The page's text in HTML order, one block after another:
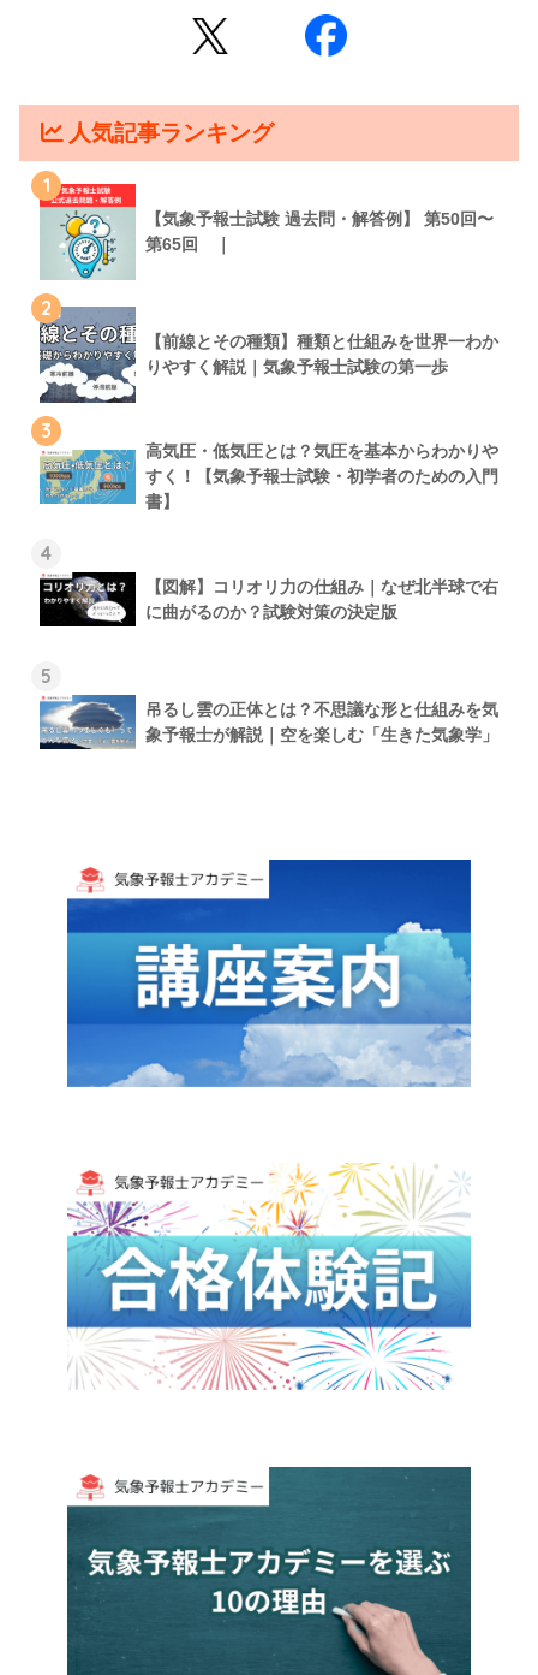
人気記事ランキング
1
【気象予報士試験 過去問・解答例】 第50回〜
第65回 ｜
2
【前線とその種類】種類と仕組みを世界一わか
りやすく解説｜気象予報士試験の第一歩
3
高気圧・低気圧とは？気圧を基本からわかりや
すく！【気象予報士試験・初学者のための入門
書】
4
【図解】コリオリ力の仕組み｜なぜ北半球で右
に曲がるのか？試験対策の決定版
5
吊るし雲の正体とは？不思議な形と仕組みを気
象予報士が解説｜空を楽しむ「生きた気象学」